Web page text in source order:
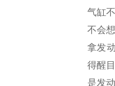
气缸
不会
拿发
得醒
是发